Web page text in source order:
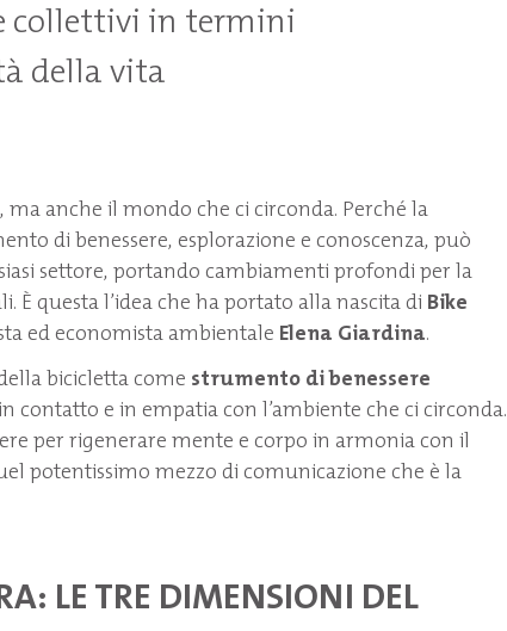
collettivi in termini
della vita
anche il mondo che ci circonda. Perché la
di benessere, esplorazione e conoscenza, può
settore, portando cambiamenti profondi per la
questa l’idea che ha portato alla nascita di Bike
ed economista ambientale Elena Giardina.
bicicletta come strumento di benessere
contatto e in empatia con l’ambiente che ci circonda.
per rigenerare mente e corpo in armonia con il
potentissimo mezzo di comunicazione che è la
LE TRE DIMENSIONI DEL